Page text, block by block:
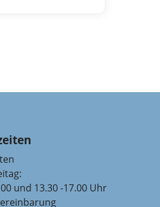
und 13.30 -17.00 Uhr